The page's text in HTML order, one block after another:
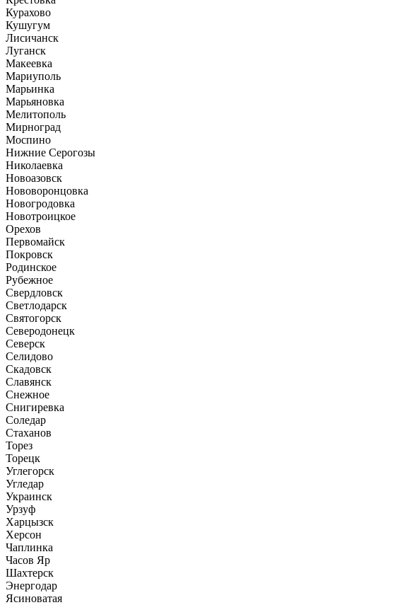
Курахово
Кушугум
Лисичанск
Луганск
Макеевка
Мариуполь
Марьинка
Марьяновка
Мелитополь
Мирноград
Моспино
Нижние Серогозы
Николаевка
Новоазовск
Нововоронцовка
Новогродовка
Новотроицкое
Орехов
Первомайск
Покровск
Родинское
Рубежное
Свердловск
Светлодарск
Святогорск
Северодонецк
Северск
Селидово
Скадовск
Славянск
Снежное
Снигиревка
Соледар
Стаханов
Торез
Торецк
Углегорск
Угледар
Украинск
Урзуф
Харцызск
Херсон
Чаплинка
Часов Яр
Шахтерск
Энергодар
Ясиноватая